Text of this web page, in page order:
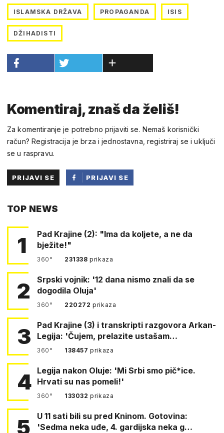
ISLAMSKA DRŽAVA PROPAGANDA ISIS
DŽIHADISTI
Komentiraj, znaš da želiš!
Za komentiranje je potrebno prijaviti se. Nemaš korisnički
račun? Registracija je brza i jednostavna, registriraj se i uključi
se u raspravu.
PRIJAVI SE
PRIJAVI SE
TOP NEWS
1
Pad Krajine (2): "Ima da koljete, a ne da
bježite!"
360° 231338prikaza
2
Srpski vojnik: '12 dana nismo znali da se
dogodila Oluja'
360° 220272prikaza
3
Pad Krajine (3) i transkripti razgovora Arkan-
Legija: 'Čujem, prelazite ustašam…
360° 138457prikaza
4 Legija nakon Oluje: 'Mi Srbi smo pič*ice.
Hrvati su nas pomeli!'
360° 133032prikaza
5
U 11 sati bili su pred Kninom. Gotovina:
'Sedma neka uđe, 4. gardijska neka g…